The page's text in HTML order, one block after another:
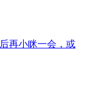
再小眯一会，或